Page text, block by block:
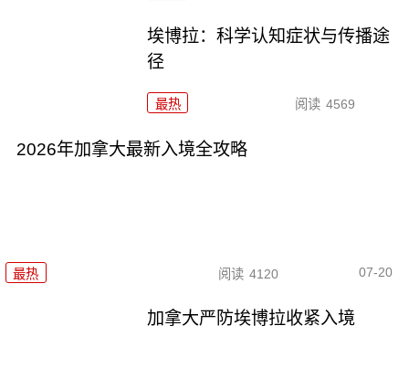
埃博拉：科学认知症状与传播途
径
最热 阅读 4569
2026年加拿大最新入境全攻略
最热 阅读 4120 07-20
加拿大严防埃博拉收紧入境